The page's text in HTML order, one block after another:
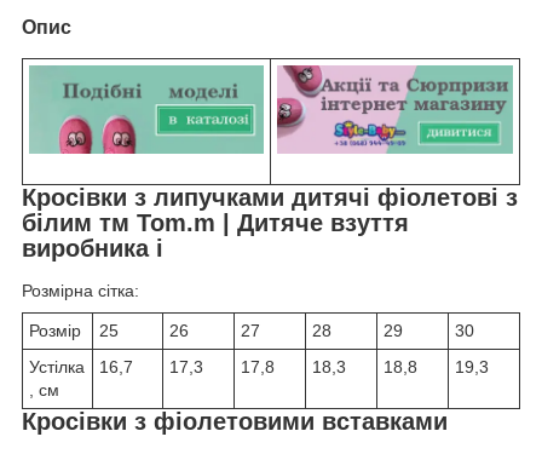
Опис
Кросівки з липучками дитячі фіолетові з
білим тм Tom.m | Дитяче взуття
виробника i
Розмірна сітка:
Розмір 25 26 27 28 29
30
Устілка
, см
16,7 17,3 17,8 18,3 18,8 19,3
Кросівки з фіолетовими вставками